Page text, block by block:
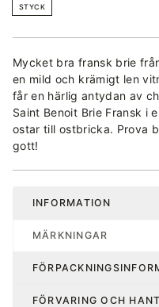
STYCK
Mycket bra fransk brie
en mild och krämigt len
får en härlig antydan av
Saint Benoit Brie Fransk i
ostar till ostbricka. Prova
gott!
INFORMATION
MÄRKNINGAR
FÖRVARING OCH